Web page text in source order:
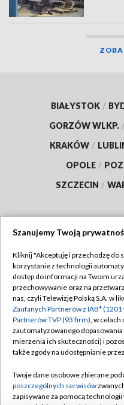
BIAŁYSTOK /
GORZÓW WLKP.
KRAKÓW /
OPOLE /
SZCZECIN /
Abonament TVP
Emisja w TVP
Centrum informacji TVP
Naziemna Telewizja
Rada Programowa
Szanujemy Twoją
Kliknij "Akceptuję i przechodzę do
korzystanie z technologii
dostęp do informacji na Twoim
przechowywanie oraz na
nas, czyli Telewizję Polską S.A. w
Zaufanych Partnerów z IAB*
Partnerów TVP (93 firm), w
zautomatyzowanego
mierzenia ich skuteczności) i
także zgody na udostępnianie
Twoje dane osobowe zbierane
poszczególnych serwisów
zapisywane za pomocą